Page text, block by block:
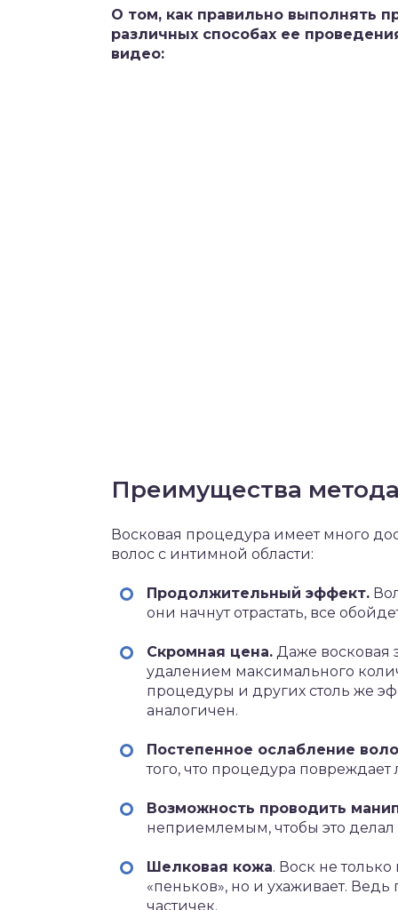
О том, как правильно выполнять
различных способах ее
видео:
Преимущества
Восковая процедура имеет много
волос с интимной области:
Продолжительный эффект.
они начнут отрастать, все
Скромная цена. Даже восковая
удалением максимального
процедуры и других столь же
аналогичен.
Постепенное ослабление
того, что процедура
Возможность проводить
неприемлемым, чтобы это
Шелковая кожа. Воск не
«пеньков», но и ухаживает.
частичек.